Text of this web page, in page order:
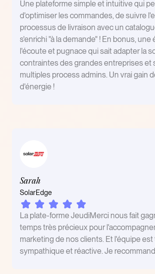
Une plateforme simple et intuitive qui
d'optimiser les commandes, de suivre
processus de livraison avec un
s'enrichi "à la demande" ! En bonus, une
l'écoute et pugnace qui sait adapter la
contraintes des grandes entreprises et
multiples process admins. Un vrai gain
d'énergie !
Sarah
SolarEdge
La plate-forme JeudiMerci nous fait
temps très précieux pour
marketing de nos clients. Et l'équipe est
sympathique et réactive. Je